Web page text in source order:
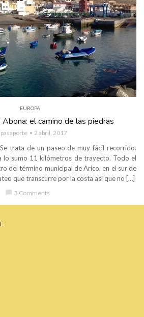
EUROPA
el camino de las piedras
2 abril, 2017
trata de un paseo de muy fácil recorrido.
lo sumo 11 kilómetros de trayecto. Todo el
del término municipal de Arico, en el sur de
que transcurre por la costa así que no […]
3 Comments